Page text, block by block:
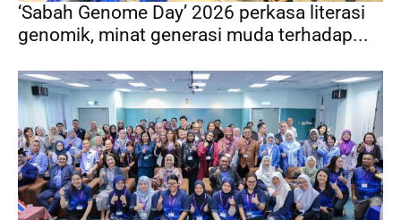
‘Sabah Genome Day’ 2026 perkasa literasi
genomik, minat generasi muda terhadap...